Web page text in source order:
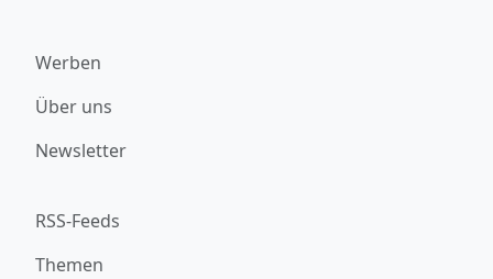
Werben
Über uns
Newsletter
RSS-Feeds
Themen